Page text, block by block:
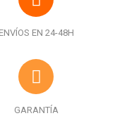
ENVÍOS EN 24-48H
GARANTÍA